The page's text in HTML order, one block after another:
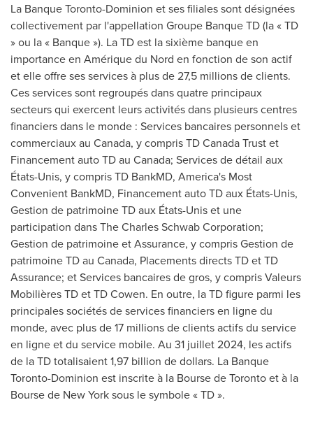
La Banque Toronto-Dominion et ses filiales sont désignées
collectivement par l'appellation Groupe Banque TD (la « TD
» ou la « Banque »). La TD est la sixième banque en
importance en Amérique du Nord en fonction de son actif
et elle offre ses services à plus de 27,5 millions de clients.
Ces services sont regroupés dans quatre principaux
secteurs qui exercent leurs activités dans plusieurs centres
financiers dans le monde : Services bancaires personnels et
commerciaux au Canada, y compris TD Canada Trust et
Financement auto TD au Canada; Services de détail aux
États-Unis, y compris TD BankMD, America's Most
Convenient BankMD, Financement auto TD aux États-Unis,
Gestion de patrimoine TD aux États-Unis et une
participation dans The Charles Schwab Corporation;
Gestion de patrimoine et Assurance, y comprisGestion de
patrimoine TD au Canada, Placements directs TD et TD
Assurance; et Services bancaires de gros, y compris Valeurs
Mobilières TD et TD Cowen. En outre, la TD figure parmi les
principales sociétés de services financiers en ligne du
monde, avec plus de 17 millions de clients actifs du service
en ligne et du service mobile. Au 31 juillet 2024, les actifs
de la TD totalisaient 1,97 billion de dollars. La Banque
Toronto-Dominion est inscrite à la Bourse deTorontoet à la
Bourse de New Yorksous le symbole « TD ».